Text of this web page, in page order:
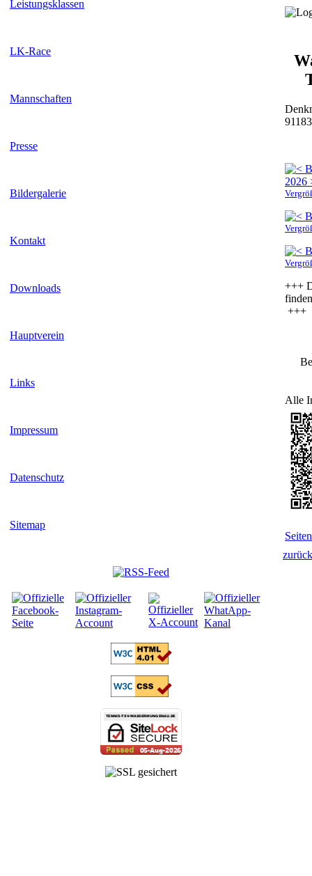
Leistungsklassen
LK-Race
Mannschaften
Presse
Bildergalerie
Kontakt
Downloads
Hauptverein
Links
Impressum
Datenschutz
Sitemap
+++
+++
Alle
zurück